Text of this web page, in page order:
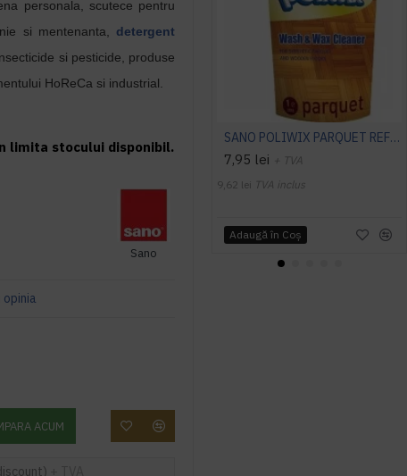
personala, scutece pentru
si mentenanta, detergent
si pesticide, produse
HoReCa si industrial.
limita stocului disponibil.
Sano
opinia
ACUM
SANO POLIWIX PARQUET REFILL Manual, 750 ml, detergent parchet
7,95 lei + TVA
9,62 lei TVA inclus
Adaugă în Coş